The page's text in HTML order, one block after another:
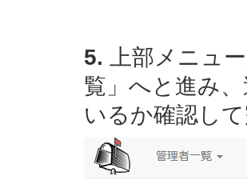
5. 上部メニュ
覧」へと進み
いるか確認し